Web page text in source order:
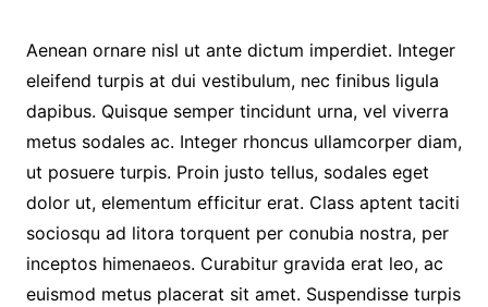
Aenean ornare nisl ut ante dictum imperdiet. Integer
eleifend turpis at dui vestibulum, nec finibus ligula
dapibus. Quisque semper tincidunt urna, vel viverra
metus sodales ac. Integer rhoncus ullamcorper diam,
ut posuere turpis. Proin justo tellus, sodales eget
dolor ut, elementum efficitur erat. Class aptent taciti
sociosqu ad litora torquent per conubia nostra, per
inceptos himenaeos. Curabitur gravida erat leo, ac
euismod metus placerat sit amet. Suspendisse turpis